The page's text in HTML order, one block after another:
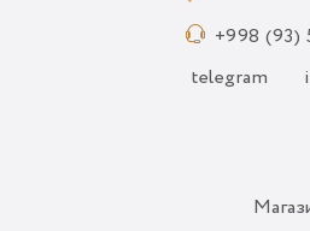
+998 (93)
telegram